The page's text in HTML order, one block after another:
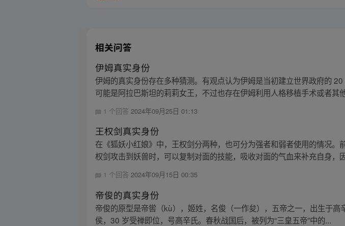
相关问答
伊姆真实身份
伊姆的真实身份存在多种猜测。有观点认为伊姆是当初建立世界政府的
可能是阿拉巴斯坦的莉莉女王，不过也存在伊姆利用人格移植手术或者其
1 个回答2024年09月25日 01:13
王权剑真实身份
在《狐妖小红娘》中，王权剑分两种，也可分为强者和弱者使用的情况
权剑攻击到妖兽时，可以复制对面的技能，吸收对面的气血来补充自身，
1 个回答2024年09月15日 00:35
帝俊的真实身份
帝俊的原型是帝喾（kù），姬姓，名俊（一作夋），五帝之一，出生于
侯，30 岁受禅即位，号高辛氏。春秋战国后，被列为“三皇五帝”中的...